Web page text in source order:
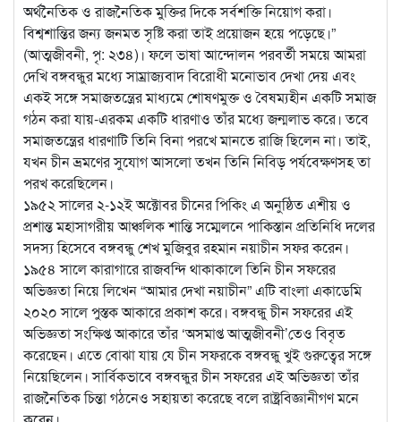
অর্থনৈতিক ও রাজনৈতিক মুক্তির দিকে সর্বশক্তি নিয়োগ করা।
বিশ্বশান্তির জন্য জনমত সৃষ্টি করা তাই প্রয়োজন হয়ে পড়েছে।”
(আত্মজীবনী, পৃ: ২৩৪)। ফলে ভাষা আন্দোলন পরবর্তী সময়ে আমরা
দেখি বঙ্গবন্ধুর মধ্যে সাম্রাজ্যবাদ বিরোধী মনোভাব দেখা দেয় এবং
একই সঙ্গে সমাজতন্ত্রের মাধ্যমে শোষণমুক্ত ও বৈষম্যহীন একটি সমাজ
গঠন করা যায়-এরকম একটি ধারণাও তাঁর মধ্যে জন্মলাভ করে। তবে
সমাজতন্ত্রের ধারণাটি তিনি বিনা পরখে মানতে রাজি ছিলেন না। তাই,
যখন চীন ভ্রমণের সুযোগ আসলো তখন তিনি নিবিড় পর্যবেক্ষণসহ তা
পরখ করেছিলেন।
১৯৫২ সালের ২-১২ই অক্টোবর চীনের পিকিং এ অনুষ্ঠিত এশীয় ও
প্রশান্ত মহাসাগরীয় আঞ্চলিক শান্তি সম্মেলনে পাকিস্তান প্রতিনিধি দলের
সদস্য হিসেবে বঙ্গবন্ধু শেখ মুজিবুর রহমান নয়াচীন সফর করেন।
১৯৫৪ সালে কারাগারে রাজবন্দি থাকাকালে তিনি চীন সফরের
অভিজ্ঞতা নিয়ে লিখেন “আমার দেখা নয়াচীন” এটি বাংলা একাডেমি
২০২০ সালে পুস্তক আকারে প্রকাশ করে। বঙ্গবন্ধু চীন সফরের এই
অভিজ্ঞতা সংক্ষিপ্ত আকারে তাঁর ‘অসমাপ্ত আত্মজীবনী’তেও বিবৃত
করেছেন। এতে বোঝা যায় যে চীন সফরকে বঙ্গবন্ধু খুই গুরুত্বের সঙ্গে
নিয়েছিলেন। সার্বিকভাবে বঙ্গবন্ধুর চীন সফরের এই অভিজ্ঞতা তাঁর
রাজনৈতিক চিন্তা গঠনেও সহায়তা করেছে বলে রাষ্ট্রবিজ্ঞানীগণ মনে